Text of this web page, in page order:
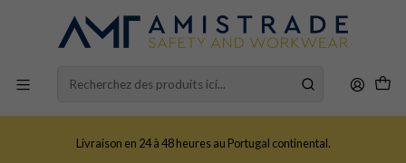
Livraison en 24 à 48 heures au Portugal continental.